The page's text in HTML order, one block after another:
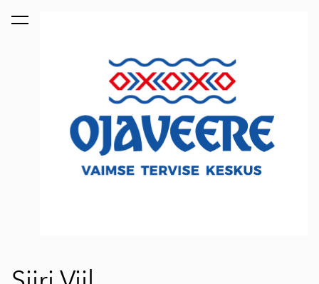
lisati ostukorvi.